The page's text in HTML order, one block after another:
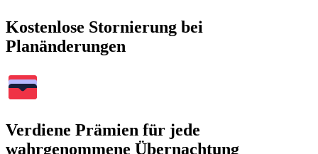
Kostenlose Stornierung bei
Planänderungen
Verdiene Prämien für jede
wahrgenommene Übernachtung